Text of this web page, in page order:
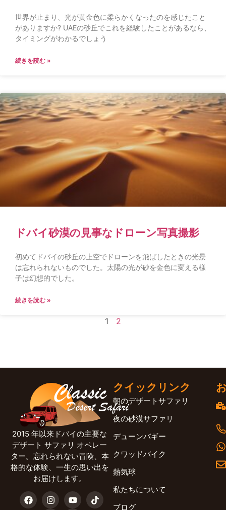
世界が止まり、光が黄金色に柔らかくなったのを感じたこと
がありますか? UAEの砂丘でこれを経験したことがあるなら、
タイミングがわかるでしょう
続きを読む »
ドバイ砂漠の見事なドローン写真撮影
初めてドバイの砂丘の上空でドローンを飛ばしたときの光景
は忘れられないものでした。太陽の光が砂を金色に変える様
子は幻想的でした。
続きを読む »
1 2
2015 年以来ドバイの主要な
デザート サファリ オペレー
ター。忘れられない冒険、本
格的な体験、一生の思い出を
お届けします。
クイックリンク
朝のデザートサファリ
夜の砂漠サファリ
デューンバギー
クワッドバイク
熱気球
私たちについて
ブログ